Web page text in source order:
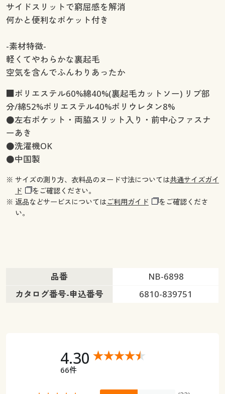
サイドスリットで窮屈感を解消
何かと便利なポケット付き
-素材特徴-
軽くてやわらかな裏起毛
空気を含んでふんわりあったか
■ポリエステル60%綿40%(裏起毛カットソー) リブ部
分/綿52%ポリエステル40%ポリウレタン8%
●左右ポケット・両脇スリット入り・前中心ファスナ
ーあき
●洗濯機OK
●中国製
※ サイズの測り方、衣料品のヌード寸法については共通サイズガイ
ド
をご確認ください。
※ 返品などサービスについてはご利用ガイド
をご確認くださ
い。
品番
NB-6898
カタログ番号-申込番号
6810-839751
4.30
66件